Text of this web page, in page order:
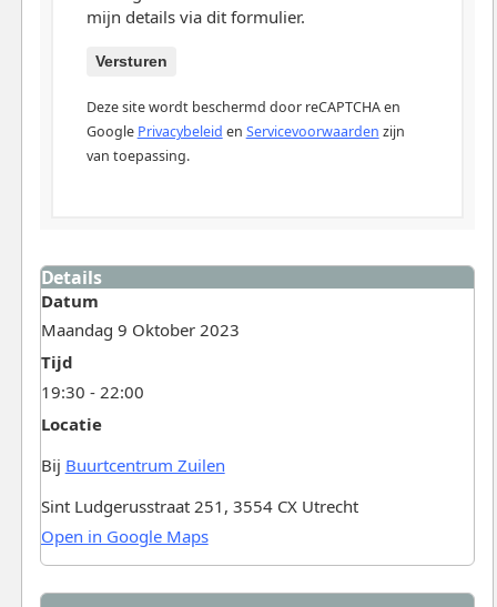
mijn details via dit formulier.
Versturen
Deze site wordt beschermd door reCAPTCHA en
Google Privacybeleid en Servicevoorwaarden zijn
van toepassing.
Details
Datum
Maandag 9 Oktober 2023
Tijd
19:30 - 22:00
Locatie
Bij Buurtcentrum Zuilen
Sint Ludgerusstraat 251, 3554 CX Utrecht
Open in Google Maps